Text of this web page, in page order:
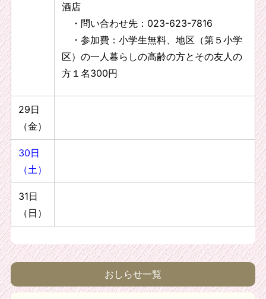
酒店
・問い合わせ先：023-623-7816
・参加費：小学生無料、地区（第５小学
区）の一人暮らしの高齢の方とその友人の
方１名300円
29日
（金）
30日
（土）
31日
（日）
おしらせ一覧